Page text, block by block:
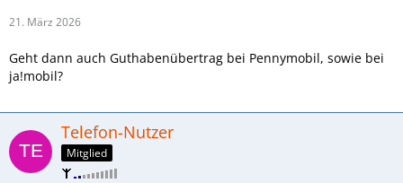
21. März 2026
Geht dann auch Guthabenübertrag bei Pennymobil, sowie bei
ja!mobil?
Telefon-Nutzer
Mitglied